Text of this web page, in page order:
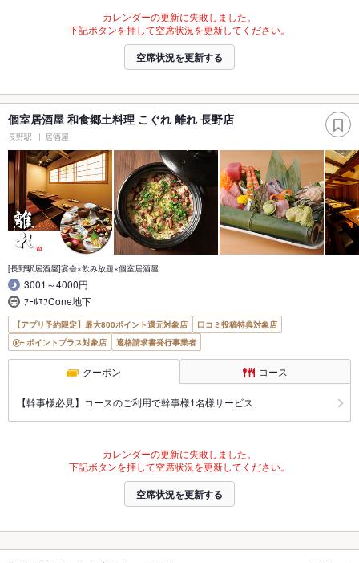
カレンダーの更新に失敗しました。
下記ボタンを押して空席状況を更新してください。
空席状況を更新する
個室居酒屋 和食郷土料理 こぐれ 離れ 長野店
長野駅 居酒屋
[長野駅居酒屋]宴会×飲み放題×個室居酒屋
3001～4000円
ｱｰﾙｴﾌCone地下
【アプリ予約限定】最大800ポイント還元対象店
口コミ投稿特典対象店
ポイントプラス対象店
適格請求書発行事業者
クーポン コース
【幹事様必見】コースのご利用で幹事様1名様サービス
カレンダーの更新に失敗しました。
下記ボタンを押して空席状況を更新してください。
空席状況を更新する